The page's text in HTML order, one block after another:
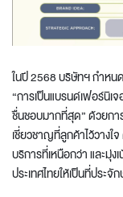
ในปี 2568 บริษัทฯ กำห
“การเป็นแบรนด์เฟอร์นิเ
ชื่นชอบมากที่สุด” ด้วยกา
เชี่ยวชาญที่ลูกค้าไว้วาง
บริการที่เหนือกว่า และมุ่
ประเทศไทยให้เป็นที่ประจั